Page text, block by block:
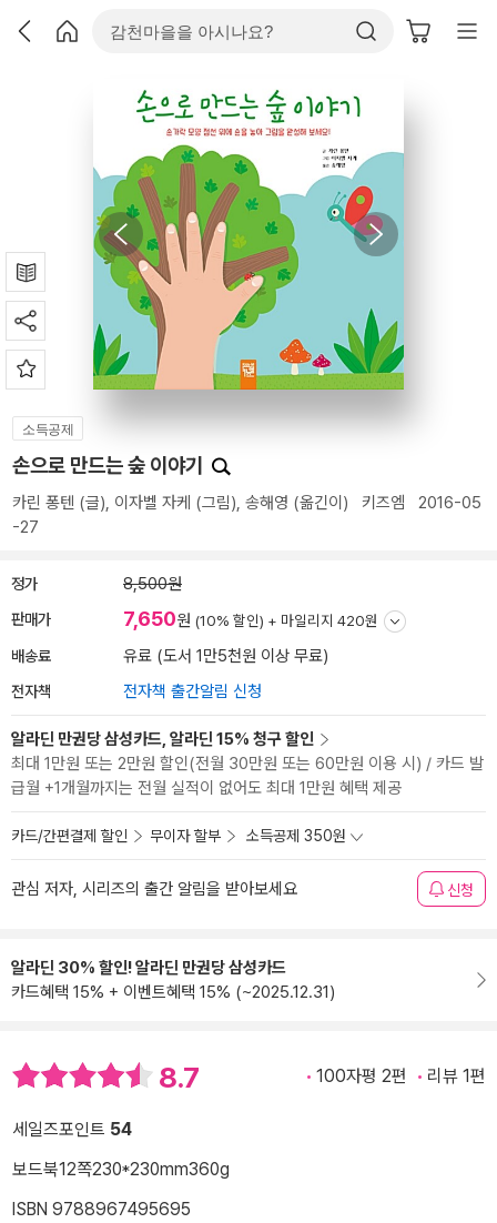
소득공제
손으로 만드는 숲 이야기
카린 퐁텐 (글), 이자벨 자케 (그림), 송해영 (옮긴이) 키즈엠 2016-05
-27
정가 8,500원
판매가 7,650원 (10% 할인) + 마일리지 420원
배송료 유료 (도서 1만5천원 이상 무료)
전자책 전자책 출간알림 신청
알라딘 만권당 삼성카드, 알라딘 15% 청구 할인
최대 1만원 또는 2만원 할인(전월 30만원 또는 60만원 이용 시) / 카드 발
급월 +1개월까지는 전월 실적이 없어도 최대 1만원 혜택 제공
카드/간편결제 할인 무이자 할부 소득공제 350원
관심 저자, 시리즈의 출간 알림을 받아보세요 신청
알라딘 30% 할인! 알라딘 만권당 삼성카드
카드혜택 15% + 이벤트혜택 15% (~2025.12.31)
8.7 100자평 2편 리뷰 1편
세일즈포인트 54
보드북12쪽230*230mm360g
ISBN 9788967495695